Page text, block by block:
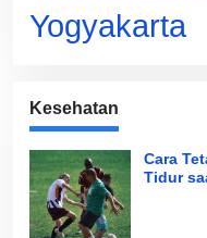
Yogyakarta
Kesehatan
Cara
Tidur